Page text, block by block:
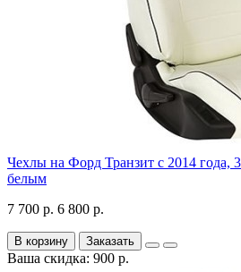
Чехлы на Форд Транзит с 2014 года,
белым
7 700 р. 6 800 р.
В корзину Заказать
Ваша скидка: 900 р.